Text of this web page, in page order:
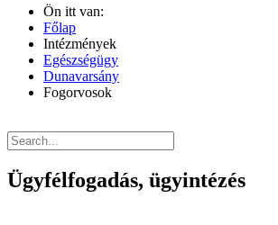
Ön itt van:
Főlap
Intézmények
Egészségügy
Dunavarsány
Fogorvosok
Ügyfélfogadás, ügyintézés